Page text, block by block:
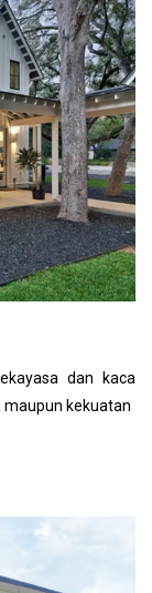
dan kaca
kekuatan